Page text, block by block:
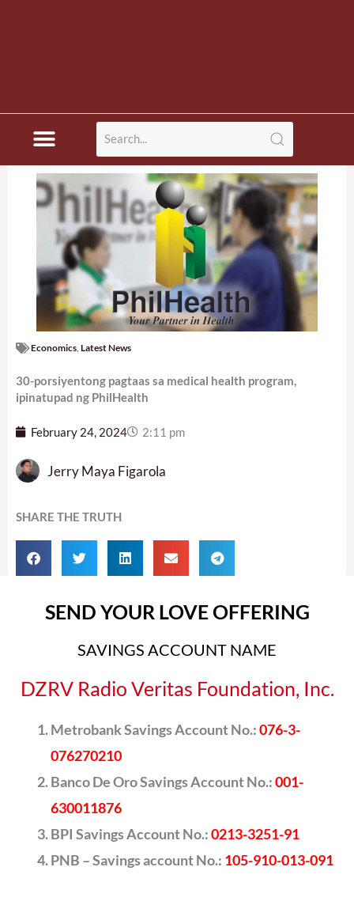
Economics Latest News
30-porsiyentong pagtaas sa medical health program,
ipinatupad ng PhilHealth
February 24, 2024 2:11 pm
Jerry Maya Figarola
SHARE THE TRUTH
SEND YOUR LOVE OFFERING
SAVINGS ACCOUNT NAME
DZRV Radio Veritas Foundation, Inc.
Metrobank Savings Account No.:076-3-
076270210
Banco De Oro Savings Account No.:001-
630011876
BPI Savings Account No.:0213-3251-91
PNB – Savings account No.: 105-910-013-091